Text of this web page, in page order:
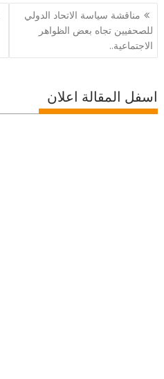
تصفّح
المقالات
مناقشة سياسة الاتحاد الدولي
للصحفيين تجاه بعض الظواهر
الاجتماعية..
اسفل المقالة اعلان